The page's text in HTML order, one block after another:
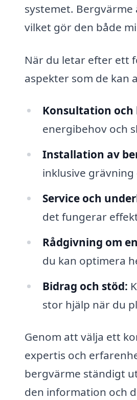
systemet.
vilket gör den både
När du letar efter ett
aspekter som de kan
Konsultation och
energibehov och
Installation av
inklusive
Service och
det fungerar
Rådgivning om
du kan optimera
Bidrag och stöd:
stor hjälp när du
Genom att välja ett
expertis och
bergvärme ständigt
den information och